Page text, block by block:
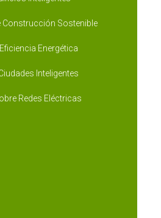
Construcción Sostenible
Energética
Inteligentes
Redes Eléctricas